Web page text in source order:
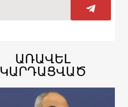
ԱՌԱՎԵԼ
ԿԱՐԴԱՑՎԱԾ